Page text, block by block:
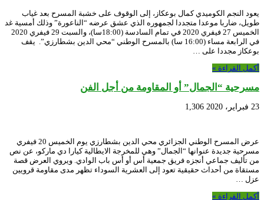
يعود النجم الكوميدي كمال بوعكاز، إلى الوقوف على خشبة المسرح بعد غياب
طويل، ضاربا موعدا متجددا لجمهوره الذي عشق عرضه “الناعورة” وذلك أمسية غد
الخميس 27 فيفري 2020 في تمام السادسة (18:00سا)، والسبت 29 فيفري 2020
في الرابعة مساء (16:00 سا) بالمسرح الوطني “محي الدين بشطارزي”. يقف
بوعكاز مجددا على …
أكمل القراءة »
مسرحية “الجمال” أو المقاومة من أجل الفن
23 فبراير، 2020 1,306
عرض المسرح الوطني الجزائري محي الدين بشطارزي يوم الخميس 20 فيفري
مسرحية جديدة عنوانها “الجمال” وهي للمخرجة الايطالية كيارا دي ماركو، عن نص
من تأليف جماعي أنجزه فريق جمعية أس أو أس باب الوادي. ويروي العرض قصة
مستقاة من أحداث حقيقية تعود إلى العشرية السوداء تظهر مدى مقاومة قرويين
عزل …
أكمل القراءة »